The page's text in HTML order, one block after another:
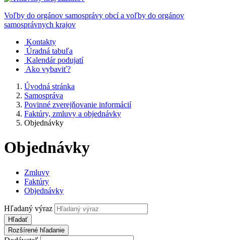
Voľby do orgánov samosprávy obcí a voľby do orgánov
samosprávnych krajov
Kontakty
Úradná tabuľa
Kalendár podujatí
Ako vybaviť?
Úvodná stránka
Samospráva
Povinné zverejňovanie informácií
Faktúry, zmluvy a objednávky
Objednávky
Objednávky
Zmluvy
Faktúry
Objednávky
Hľadaný výraz
Hľadať
Rozšírené hľadanie